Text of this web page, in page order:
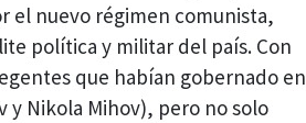
el nuevo régimen comunista,
política y militar del país. Con
que habían gobernado en
y Nikola Mihov), pero no solo